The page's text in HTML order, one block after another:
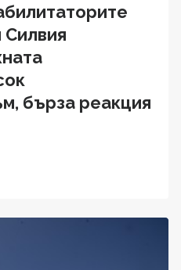
бърза реакция